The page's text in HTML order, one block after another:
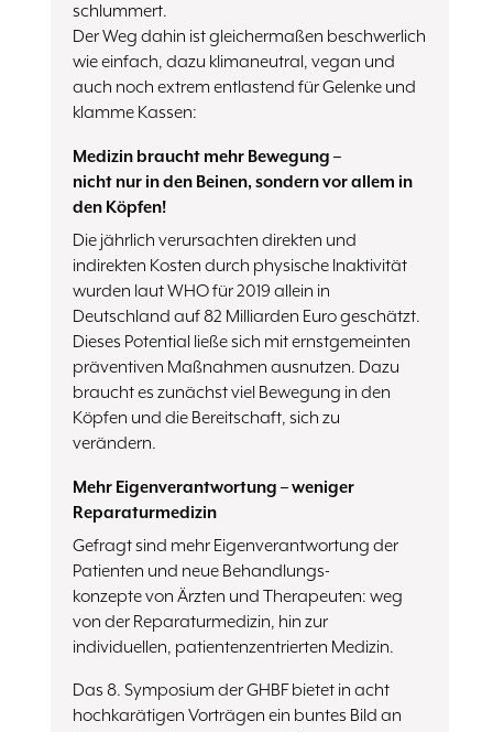
schlummert.
Der Weg dahin ist gleichermaßen beschwerlich
wie einfach, dazu klimaneutral, vegan und
auch noch extrem entlastend für Gelenke und
klamme Kassen:
Medizin braucht mehr Bewegung –
nicht nur in den Beinen, sondern vor allem in
den Köpfen!
Die jährlich verursachten direkten und
indirekten Kosten durch physische Inaktivität
wurden laut WHO für 2019 allein in
Deutschland auf 82 Milliarden Euro geschätzt.
Dieses Potential ließe sich mit ernstgemeinten
präventiven Maßnahmen ausnutzen. Dazu
braucht es zunächst viel Bewegung in den
Köpfen und die Bereitschaft, sich zu
verändern.
Mehr Eigenverantwortung – weniger
Reparaturmedizin
Gefragt sind mehr Eigenverantwortung der
Patienten und neue Behandlungs-
konzepte von Ärzten und Therapeuten: weg
von der Reparaturmedizin, hin zur
individuellen, patientenzentrierten Medizin.
Das 8. Symposium der GHBF bietet in acht
hochkarätigen Vorträgen ein buntes Bild an